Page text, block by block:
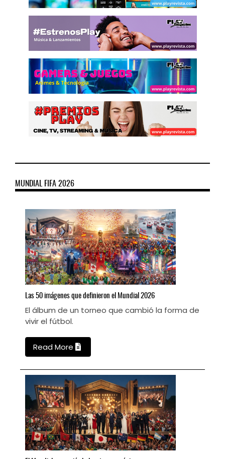
MUNDIAL FIFA 2026
Las 50 imágenes que definieron el Mundial 2026
El álbum de un torneo que cambió la forma de
vivir el fútbol.
Read More